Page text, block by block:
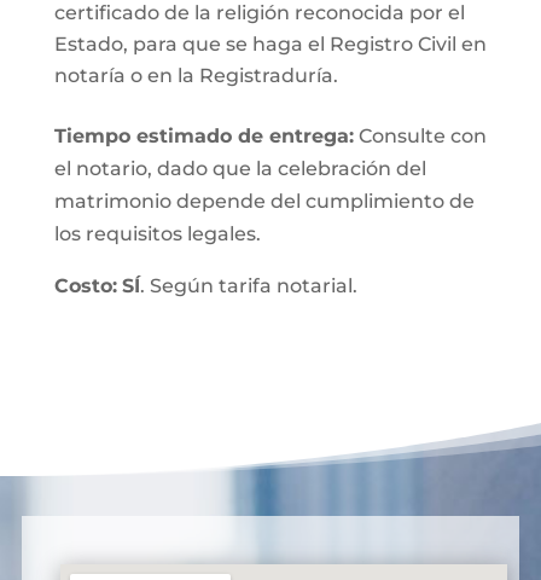
certificado de la religión reconocida por el
Estado, para que se haga el Registro Civil en
notaría o en la Registraduría.
Tiempo estimado de entrega:Consulte con
el notario, dado que la celebración del
matrimonio depende del cumplimiento de
los requisitos legales.
Costo: SÍ. Según tarifa notarial.